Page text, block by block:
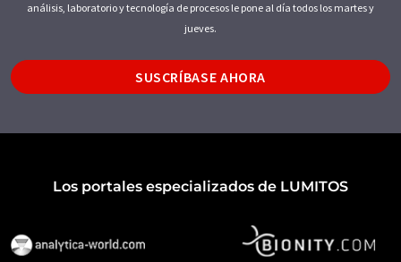
análisis, laboratorio y tecnología de procesos le pone al día todos los martes y
jueves.
SUSCRÍBASE AHORA
Los portales especializados de LUMITOS